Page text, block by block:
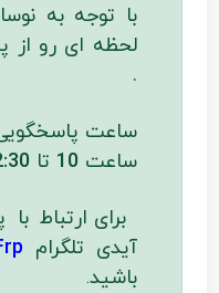
با توجه به
لحظه ای رو از
.
ساعت
ساعت 10 تا
برای ارتباط
آیدی تلگرام
باشید.